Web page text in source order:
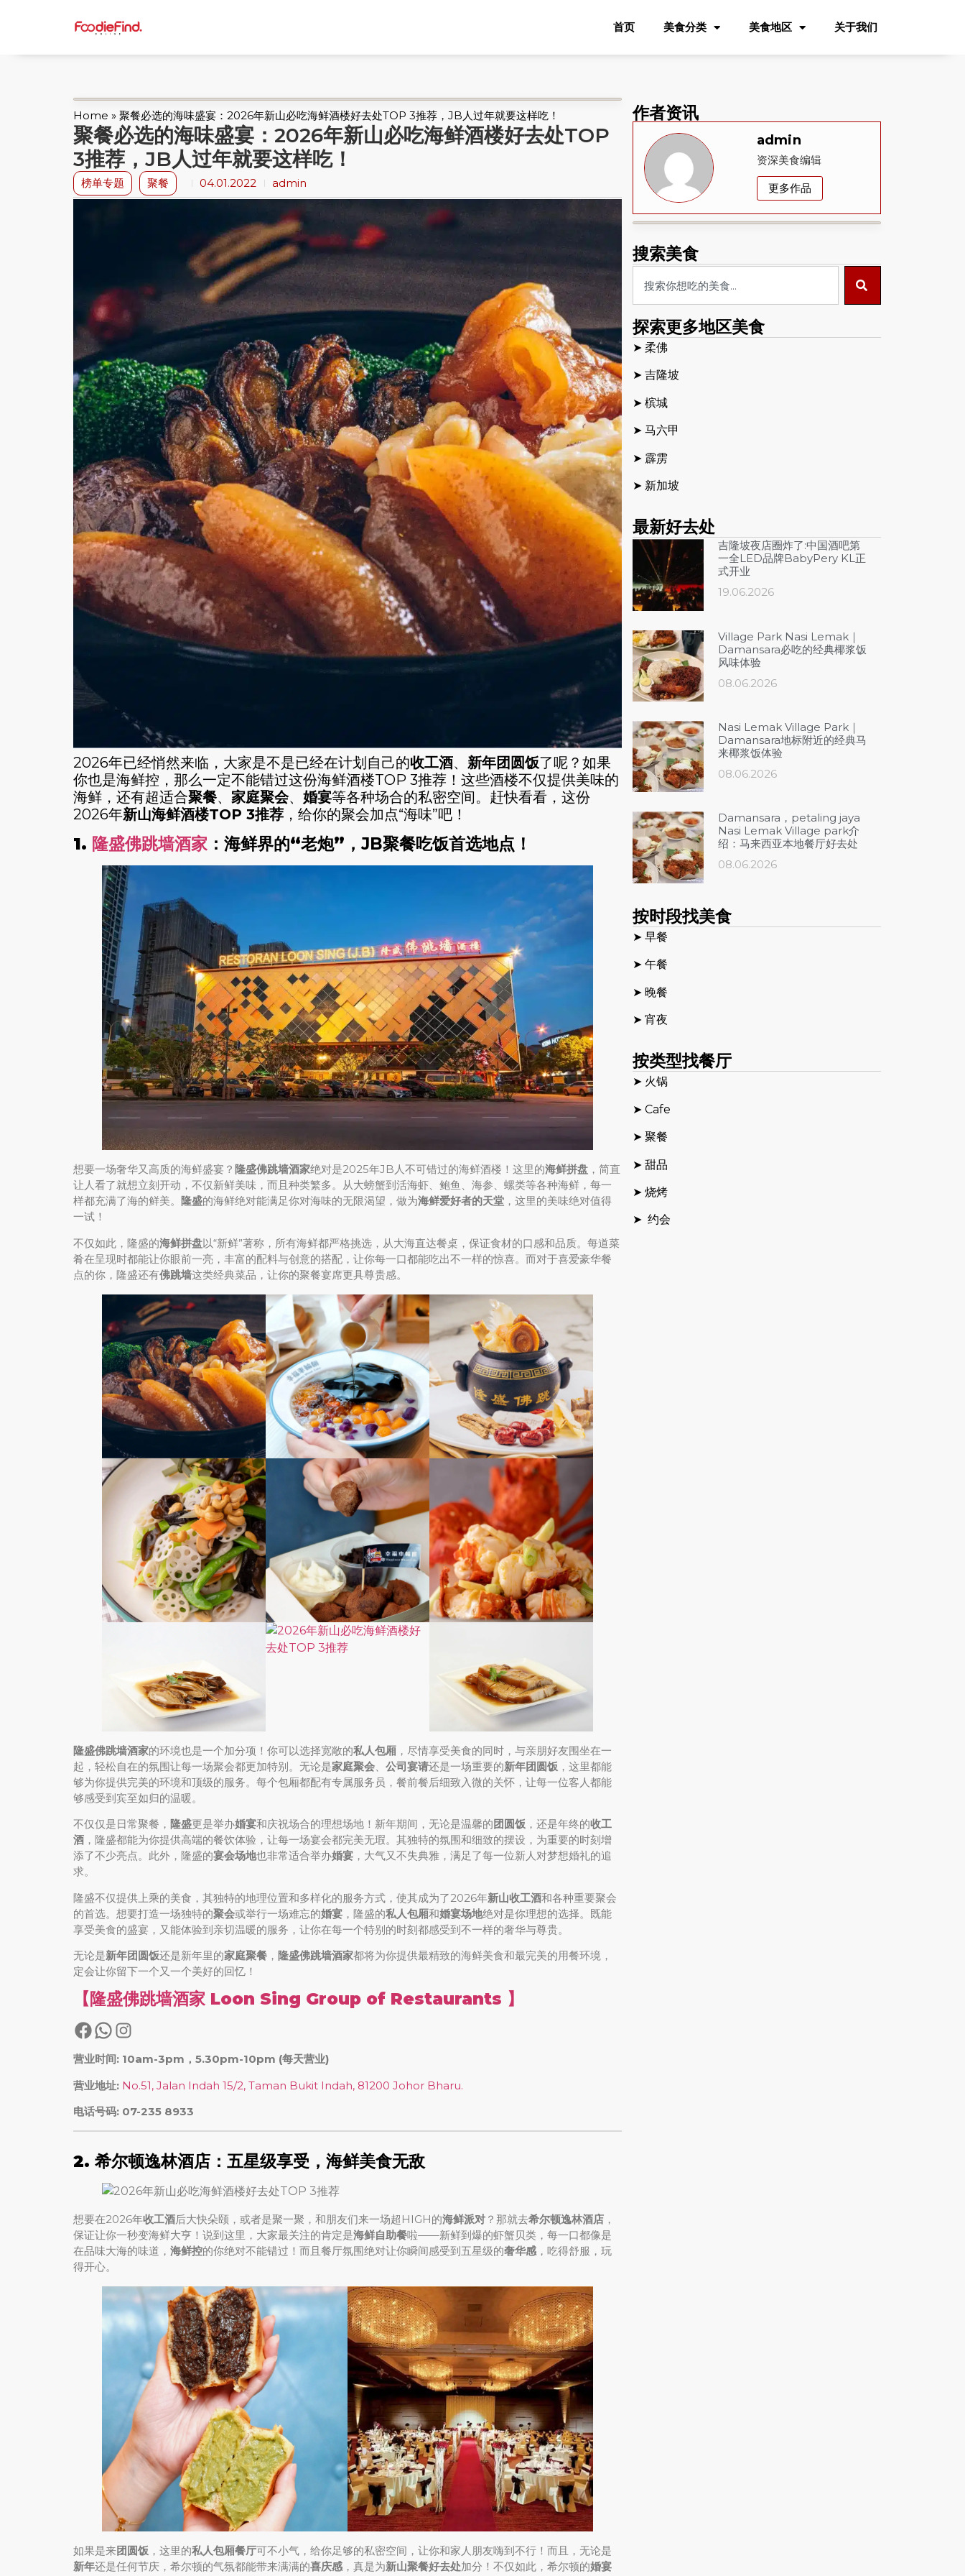
首页 美食分类 美食地区 关于我们
Home » 聚餐必选的海味盛宴：2026年新山必吃海鲜酒楼好去处TOP 3推荐，JB人过年就要这样吃！
聚餐必选的海味盛宴：2026年新山必吃海鲜酒楼好去处TOP
3推荐，JB人过年就要这样吃！
榜单专题 聚餐 04.01.2022 admin
2026年已经悄然来临，大家是不是已经在计划自己的收工酒、 新年团圆饭了呢？如果
你也是海鲜控，那么一定不能错过这份海鲜酒楼TOP 3推荐！这些酒楼不仅提供美味的
海鲜，还有超适合聚餐、 家庭聚会、 婚宴等各种场合的私密空间。赶快看看，这份
2026年新山海鲜酒楼TOP 3推荐 ，给你的聚会加点“海味”吧！
1. 隆盛佛跳墙酒家 ：海鲜界的“老炮”， JB聚餐吃饭首选地点！
想要一场奢华又高质的海鲜盛宴？ 隆盛佛跳墙酒家绝对是2025年JB人不可错过的海鲜酒楼！这里的海鲜拼盘 ，简直
让人看了就想立刻开动，不仅新鲜美味，而且种类繁多。从大螃蟹到活海虾、鲍鱼、海参、螺类等各种海鲜，每一
样都充满了海的鲜美。
隆盛的海鲜绝对能满足你对海味的无限渴望，做为海鲜爱好者的天堂 ，这里的美味绝对值得
一试！
不仅如此，隆盛的海鲜拼盘以“新鲜”著称，所有海鲜都严格挑选，从大海直达餐桌，保证食材的口感和品质。每道菜
肴在呈现时都能让你眼前一亮，丰富的配料与创意的搭配，让你每一口都能吃出不一样的惊喜。而对于喜爱豪华餐
点的你，隆盛还有佛跳墙这类经典菜品，让你的聚餐宴席更具尊贵感。
隆盛佛跳墙酒家的环境也是一个加分项！你可以选择宽敞的私人包厢 ，尽情享受美食的同时，与亲朋好友围坐在一
起，轻松自在的氛围让每一场聚会都更加特别。无论是家庭聚会、 公司宴请还是一场重要的新年团圆饭 ，这里都能
够为你提供完美的环境和顶级的服务。每个包厢都配有专属服务员，餐前餐后细致入微的关怀，让每一位客人都能
够感受到宾至如归的温暖。
不仅仅是日常聚餐， 隆盛更是举办婚宴和庆祝场合的理想场地！新年期间，无论是温馨的 团圆饭 ，还是年终的收工
酒 ，隆盛都能为你提供高端的餐饮体验，让每一场宴会都完美无瑕。其独特的氛围和细致的摆设，为重要的时刻增
添了不少亮点。此外，隆盛的宴会场地也非常适合举办婚宴 ，大气又不失典雅，满足了每一位新人对梦想婚礼的追
求。
隆盛不仅提供上乘的美食，其独特的地理位置和多样化的服务方式，使其成为了2026年新山收工酒和各种重要聚会
的首选。想要打造一场独特的聚会或举行一场难忘的婚宴 ，隆盛的私人包厢和婚宴场地绝对是你理想的选择。既能
享受美食的盛宴，又能体验到亲切温暖的服务，让你在每一个特别的时刻都感受到不一样的奢华与尊贵。
无论是新年团圆饭还是新年里的家庭聚餐 ， 隆盛佛跳墙酒家都将为你提供最精致的海鲜美食和最完美的用餐环境，
定会让你留下一个又一个美好的回忆！
【隆盛佛跳墙酒家 Loon Sing Group of Restaurants 】
营业时间: 10am-3pm，5.30pm-10pm (每天营业)
营业地址: No.51, Jalan Indah 15/2, Taman Bukit Indah, 81200 Johor Bharu.
电话号码: 07-235 8933
2. 希尔顿逸林酒店 ：五星级享受，海鲜美食无敌
想要在2026年收工酒后大快朵颐，或者是聚一聚，和朋友们来一场超HIGH的海鲜派对 ？那就去希尔顿逸林酒店 ，
保证让你一秒变海鲜大亨！说到这里，大家最关注的肯定是海鲜自助餐啦——新鲜到爆的虾蟹贝类，每一口都像是
在品味大海的味道， 海鲜控的你绝对不能错过！而且餐厅氛围绝对让你瞬间感受到五星级的奢华感 ，吃得舒服，玩
得开心。
如果是来团圆饭 ，这里的私人包厢餐厅可不小气，给你足够的私密空间，让你和家人朋友嗨到不行！而且，无论是
新年还是任何节庆，希尔顿的气氛都能带来满满的喜庆感 ，真是为新山聚餐好去处加分！不仅如此，希尔顿的婚宴
作者资讯
admin
资深美食编辑
更多作品
搜索美食
探索更多地区美食
最新好去处
吉隆坡夜店圈炸了:中国酒吧第
一全LED品牌BabyPery KL正
式开业
19.06.2026
Village Park Nasi Lemak｜
Damansara必吃的经典椰浆饭
风味体验
08.06.2026
Nasi Lemak Village Park｜
Damansara地标附近的经典马
来椰浆饭体验
08.06.2026
Damansara，petaling jaya
Nasi Lemak Village park介
绍：马来西亚本地餐厅好去处
08.06.2026
按时段找美食
➤ 早餐
➤ 午餐
➤ 晚餐
➤ 宵夜
按类型找餐厅
➤ 柔佛
➤ 吉隆坡
➤ 槟城
➤ 马六甲
➤ 霹雳
➤ 新加坡
➤ 火锅
➤ Cafe
➤ 聚餐
➤ 甜品
➤ 烧烤
➤ 约会